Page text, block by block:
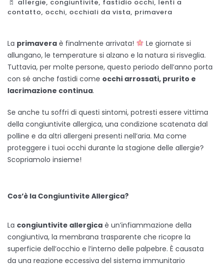
allergie, congiuntivite, fastidio occhi, lenti a
contatto, occhi, occhiali da vista, primavera
La primavera è finalmente arrivata!
Le giornate si
allungano, le temperature si alzano e la natura si risveglia.
Tuttavia, per molte persone, questo periodo dell’anno porta
con sé anche fastidi come occhi arrossati, prurito e
lacrimazione continua.
Se anche tu soffri di questi sintomi, potresti essere vittima
della congiuntivite allergica, una condizione scatenata dal
polline e da altri allergeni presenti nell’aria. Ma come
proteggere i tuoi occhi durante la stagione delle allergie?
Scopriamolo insieme!
Cos’è la Congiuntivite Allergica?
La congiuntivite allergica è un’infiammazione della
congiuntiva, la membrana trasparente che ricopre la
superficie dell’occhio e l’interno delle palpebre. È causata
da una reazione eccessiva del sistema immunitario